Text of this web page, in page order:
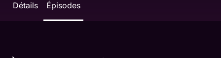
Détails Épisodes